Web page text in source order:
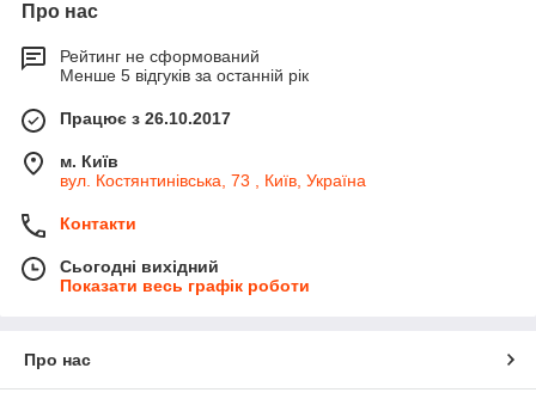
Про нас
Рейтинг не сформований
Менше 5 відгуків за останній рік
Працює з 26.10.2017
м. Київ
вул. Костянтинівська, 73 , Київ, Україна
Контакти
Сьогодні вихідний
Показати весь графік роботи
Про нас